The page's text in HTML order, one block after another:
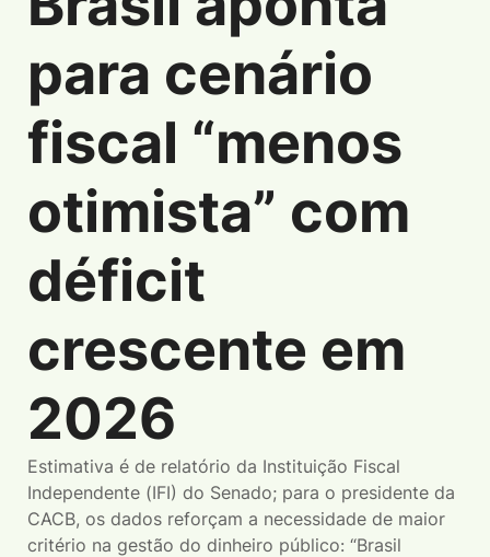
para cenário
fiscal “menos
otimista” com
déficit
crescente em
2026
Estimativa é de relatório da Instituição Fiscal
Independente (IFI) do Senado; para o presidente da
CACB, os dados reforçam a necessidade de maior
critério na gestão do dinheiro público: “Brasil